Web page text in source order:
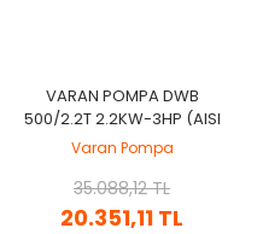
VARAN POMPA DWB
500/2.2T 2.2KW-3HP (AISI
316) KOMPLE PASLANMAZ
ÇELIK SANTRIFÜJ POMPA
Varan Pompa
20.351,11 TL
35.088,12 TL